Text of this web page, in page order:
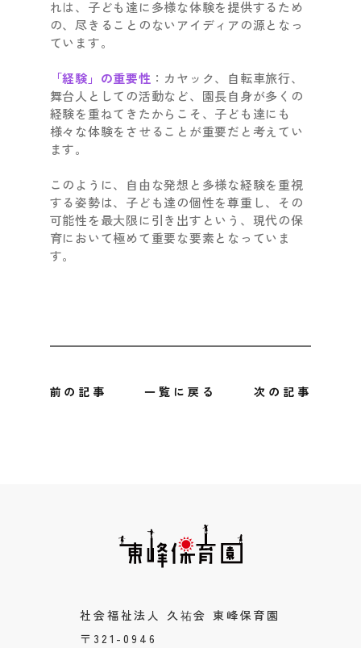
れは、子ども達に多様な体験を提供するため
の、尽きることのないアイディアの源となっ
ています。
「経験」の重要性 ：カヤック、自転車旅行、
舞台人としての活動など、園長自身が多くの
経験を重ねてきたからこそ、子ども達にも
様々な体験をさせることが重要だと考えてい
ます。
このように、自由な発想と多様な経験を重視
する姿勢は、子ども達の個性を尊重し、その
可能性を最大限に引き出すという、現代の保
育において極めて重要な要素となっていま
す。
前の記事 次の記事
一覧に戻る
社会福祉法人 久祐会 東峰保育園
〒321-0946